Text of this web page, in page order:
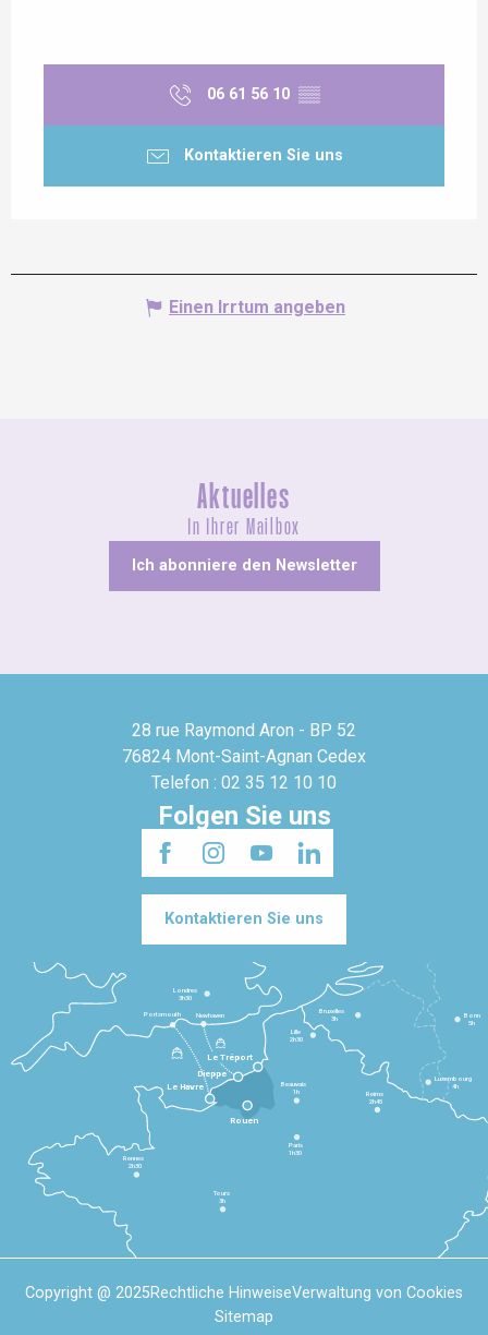
06 61 56 10 ▒▒
Kontaktieren Sie uns
Einen Irrtum angeben
Aktuelles
In Ihrer Mailbox
Ich abonniere den Newsletter
28 rue Raymond Aron - BP 52
76824 Mont-Saint-Agnan Cedex
Telefon : 02 35 12 10 10
Folgen Sie uns
Kontaktieren Sie uns
Le Havre
Dieppe
Le Tréport
Rennes
2h30
Tours
3h
Paris
1h30
Beauvais
1h
Reims
2h45
Lille
2h30
Bruxelles
3h
Londres
3h30
Newhaven
Portsmouth
Bonn
5h
Luxembourg
4h
Rouen
Copyright @ 2025Rechtliche HinweiseVerwaltung von Cookies
Sitemap